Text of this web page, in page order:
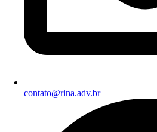
contato@rina.adv.br